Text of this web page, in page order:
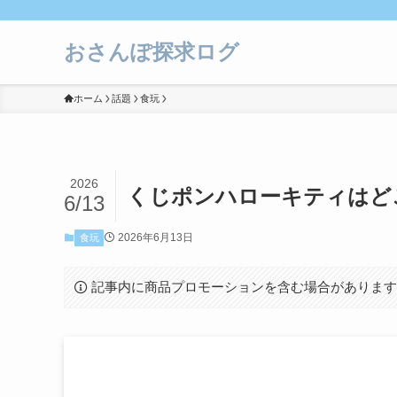
おさんぽ探求ログ
ホーム 話題 食玩
くじポンハローキティは
2026
6/13
食玩 2026年6月13日
記事内に商品プロモーションを含む場合がありま